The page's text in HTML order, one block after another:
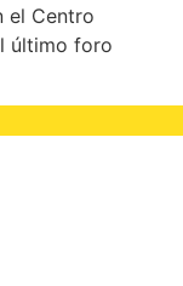
el Centro
último foro